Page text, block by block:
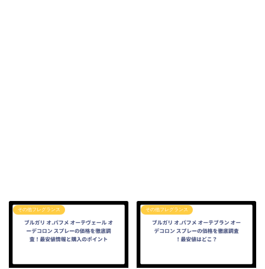
その他フレグランス その他フレグランス